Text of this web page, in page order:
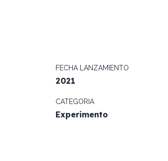
FECHA LANZAMIENTO
2021
CATEGORIA
Experimento